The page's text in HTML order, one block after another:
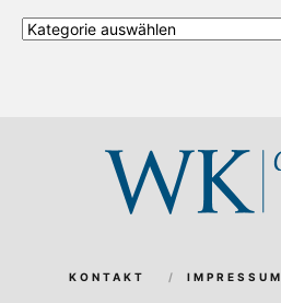
Alle
KONTAKT IMPRESSUM